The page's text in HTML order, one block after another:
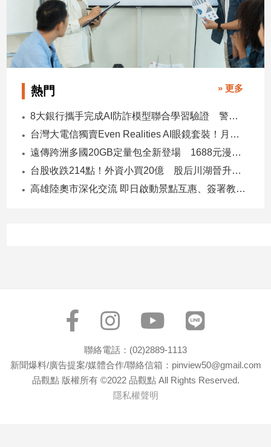
電
影
遊
物
媒
熱門 » 更多
8大銀行攜手完成AI防詐模型聯合學習驗證 警示帳戶準確度提升2倍
台灣大電信獨賣Even Realities AI眼鏡套裝！月付1399元 專案價3990
遠傳跨洲多國20GB定量包全新登場 1688元漫遊逾百國家！
台股收跌214點！外資小買20億 股后川湖晉升萬金股
高雄陸奧市深化交流 即日啟動景點互惠、簽署教育合作MOU
聯絡電話：(02)2889-1113
新聞爆料/廣告提案/媒體合作/聯絡信箱：pinview50@gmail.com
品觀點 版權所有 ©2022 品觀點 All Rights Reserved.
隱私權聲明